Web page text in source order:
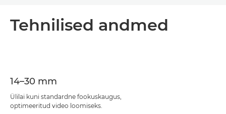
Tehnilised andmed
14–30 mm
Ülilai kuni standardne fookuskaugus,
optimeeritud video loomiseks.